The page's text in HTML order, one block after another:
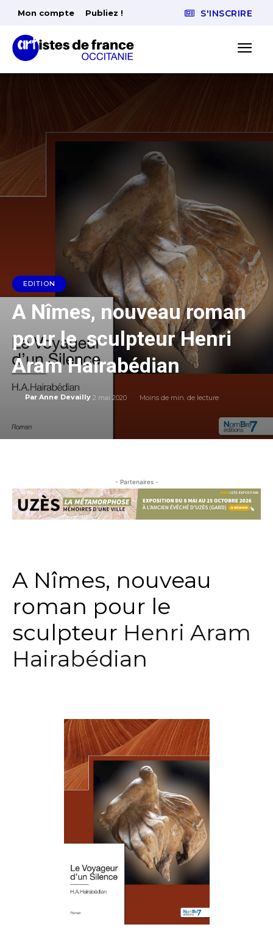
Mon compte Publiez ! S'INSCRIRE
EDITION
A Nîmes, nouveau roman
pour le sculpteur Henri
Aram Hairabédian
Par Anne Devailly 2 mai 2020 Moins de min. de lecture
- Partenaires -
A Nîmes, nouveau
roman pour le
sculpteur Henri Aram
Hairabédian